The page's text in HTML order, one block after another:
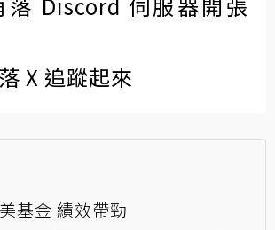
X 追蹤起來
基金 績效帶勁